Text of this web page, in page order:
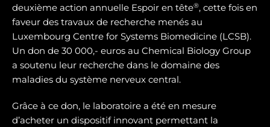
deuxième action annuelle Espoir en tête®, cette fois en
faveur des travaux de recherche menés au
Luxembourg Centre for Systems Biomedicine (LCSB).
Un don de 30 000,- euros au Chemical Biology Group
a soutenu leur recherche dans le domaine des
maladies du système nerveux central.
Grâce à ce don, le laboratoire a été en mesure
d’acheter un dispositif innovant permettant la